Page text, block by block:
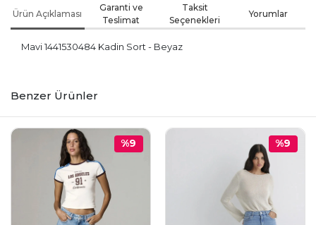
Ürün Açıklaması
Garanti ve
Teslimat
Taksit
Seçenekleri
Yorumlar
Mavi 1441530484 Kadin Sort - Beyaz
Benzer Ürünler
%9 %9